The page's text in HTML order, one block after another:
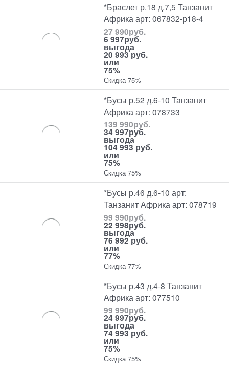
*Браслет р.18 д.7,5 Танзанит
Африка арт: 067832-р18-4
27 990руб.
6 997руб.
выгода
20 993 руб.
или
75%
Скидка 75%
*Бусы р.52 д.6-10 Танзанит
Африка арт: 078733
139 990руб.
34 997руб.
выгода
104 993 руб.
или
75%
Скидка 75%
*Бусы р.46 д.6-10 арт:
Танзанит Африка арт: 078719
99 990руб.
22 998руб.
выгода
76 992 руб.
или
77%
Скидка 77%
*Бусы р.43 д.4-8 Танзанит
Африка арт: 077510
99 990руб.
24 997руб.
выгода
74 993 руб.
или
75%
Скидка 75%